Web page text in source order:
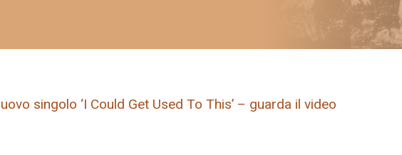
singolo ‘I Could Get Used To This’ – guarda il video